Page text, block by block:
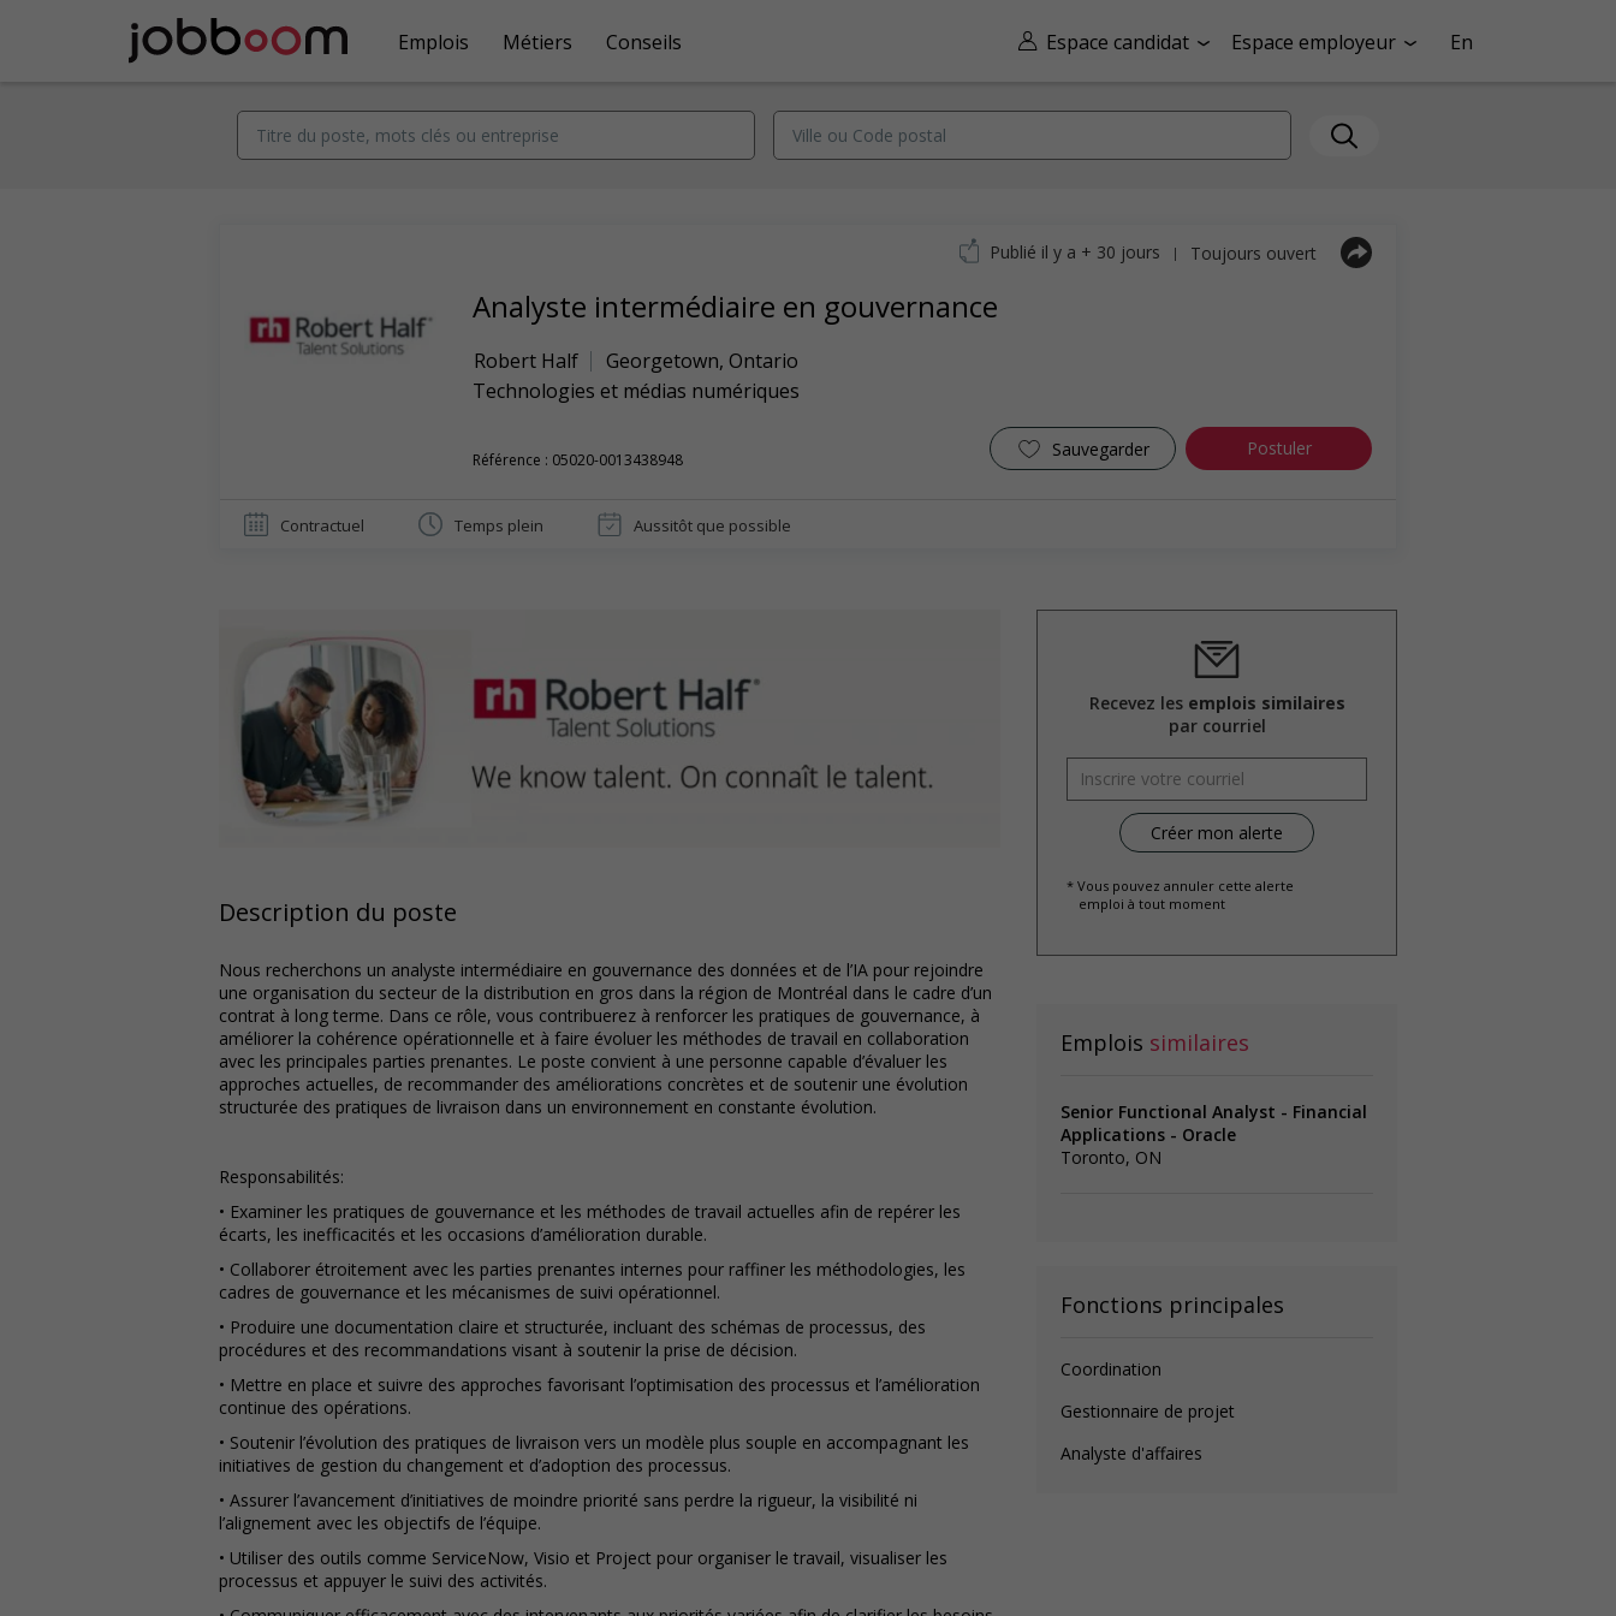
Espace candidat Espace employeur En
Emplois Métiers Conseils
Analyste intermédiaire en gouvernance
Robert Half Georgetown, Ontario
Technologies et médias numériques
Référence : 05020-0013438948 Sauvegarder Postuler
Publié il y a + 30 jours | Toujours ouvert
Contractuel Temps plein Aussitôt que possible
Description du poste
Nous recherchons un analyste intermédiaire en gouvernance des données et de l’IA pour rejoindre
une organisation du secteur de la distribution en gros dans la région de Montréal dans le cadre d’un
contrat à long terme. Dans ce rôle, vous contribuerez à renforcer les pratiques de gouvernance, à
améliorer la cohérence opérationnelle et à faire évoluer les méthodes de travail en collaboration
avec les principales parties prenantes. Le poste convient à une personne capable d’évaluer les
approches actuelles, de recommander des améliorations concrètes et de soutenir une évolution
structurée des pratiques de livraison dans un environnement en constante évolution.
Responsabilités:
• Examiner les pratiques de gouvernance et les méthodes de travail actuelles afin de repérer les
écarts, les inefficacités et les occasions d’amélioration durable.
• Collaborer étroitement avec les parties prenantes internes pour raffiner les méthodologies, les
cadres de gouvernance et les mécanismes de suivi opérationnel.
• Produire une documentation claire et structurée, incluant des schémas de processus, des
procédures et des recommandations visant à soutenir la prise de décision.
• Mettre en place et suivre des approches favorisant l’optimisation des processus et l’amélioration
continue des opérations.
• Soutenir l’évolution des pratiques de livraison vers un modèle plus souple en accompagnant les
initiatives de gestion du changement et d’adoption des processus.
• Assurer l’avancement d’initiatives de moindre priorité sans perdre la rigueur, la visibilité ni
l’alignement avec les objectifs de l’équipe.
• Utiliser des outils comme ServiceNow, Visio et Project pour organiser le travail, visualiser les
processus et appuyer le suivi des activités.
Recevez les emplois similaires
par courriel
* Vous pouvez annuler cette alerte
emploi à tout moment
Emplois similaires
Senior Functional Analyst - Financial
Applications - Oracle
Toronto, ON
Fonctions principales
Coordination
Gestionnaire de projet
Analyste d'affaires